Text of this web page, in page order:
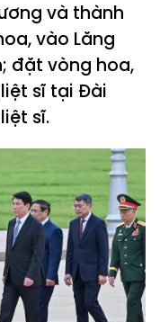
và thành
vào Lăng
đặt vòng hoa,
sĩ tại Đài
sĩ.